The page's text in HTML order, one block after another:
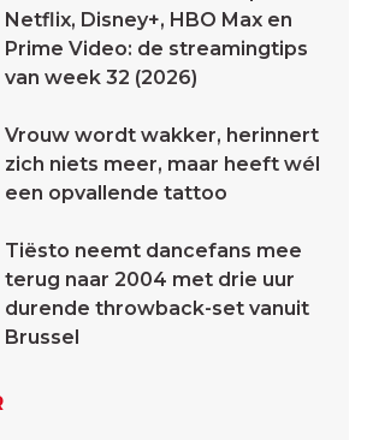
Netflix, Disney+, HBO Max en
Prime Video: de streamingtips
van week 32 (2026)
Vrouw wordt wakker, herinnert
zich niets meer, maar heeft wél
een opvallende tattoo
Tiësto neemt dancefans mee
terug naar 2004 met drie uur
durende throwback-set vanuit
Brussel